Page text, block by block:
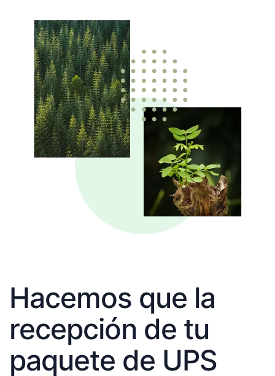
Hacemos que la
recepción de tu
paquete de UPS